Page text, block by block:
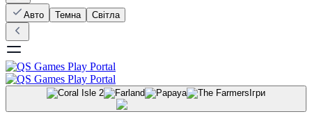
Авто Темна Світла
Ігри